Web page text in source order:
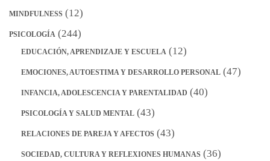
MINDFULNESS (12)
PSICOLOGÍA (244)
EDUCACIÓN, APRENDIZAJE Y ESCUELA (12)
EMOCIONES, AUTOESTIMA Y DESARROLLO PERSONAL (47)
INFANCIA, ADOLESCENCIA Y PARENTALIDAD (40)
PSICOLOGÍA Y SALUD MENTAL (43)
RELACIONES DE PAREJA Y AFECTOS (43)
SOCIEDAD, CULTURA Y REFLEXIONES HUMANAS (36)